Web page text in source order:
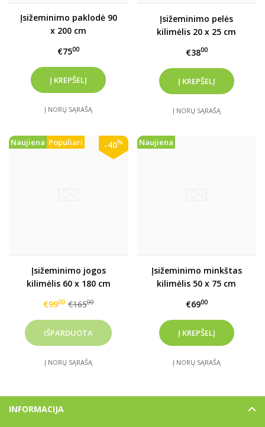
Įsižeminimo paklodė 90
x 200 cm
€7500
Į NORŲ SĄRAŠĄ
Įsižeminimo pelės
kilimėlis 20 x 25 cm
€3800
Į NORŲ SĄRAŠĄ
Naujiena Populiari -40%
Įsižeminimo jogos
kilimėlis 60 x 180 cm
€9900 €16500
Į NORŲ SĄRAŠĄ
Naujiena
Įsižeminimo minkštas
kilimėlis 50 x 75 cm
€6900
Į NORŲ SĄRAŠĄ
INFORMACIJA